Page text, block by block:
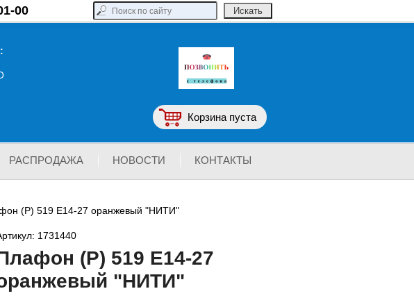
Корзина пуста
00
РАСПРОДАЖА НОВОСТИ КОНТАКТЫ
(Р) 519 Е14-27 оранжевый "НИТИ"
1731440
(Р) 519 Е14-27
"НИТИ"